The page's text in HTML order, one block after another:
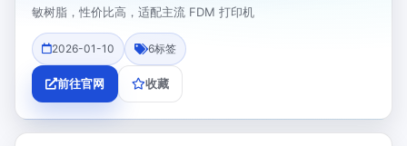
敏树脂，性价比高，适配主流 FDM 打印机
2026-01-10 6标签
前往官网 收藏